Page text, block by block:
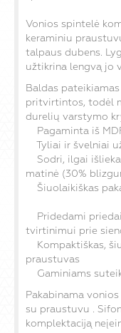
Vonios spintelė
keraminiu
talpaus dubens.
užtikrina lengvą jo
Baldas
pritvirtintos, todėl
durelių varstymo
Pagaminta iš
Tyliai ir švelniai
Sodri, ilgai
matinė (30%
Šiuolaikiškas
Pridedami
tvirtinimui prie
Kompaktiškas,
praustuvas
Gaminiams
Pakabinama
su praustuvu .
komplektaciją